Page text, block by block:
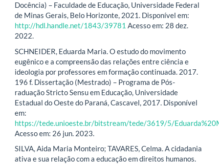
Docência) – Faculdade de Educação, Universidade Federal
de Minas Gerais, Belo Horizonte, 2021. Disponível em:
http://hdl.handle.net/1843/39781 Acesso em: 28 dez.
2022.
SCHNEIDER, Eduarda Maria. O estudo do movimento
eugênico e a compreensão das relações entre ciência e
ideologia por professores em formação continuada. 2017.
196 f. Dissertação (Mestrado) – Programa de Pós-
raduação Stricto Sensu em Educação, Universidade
Estadual do Oeste do Paraná, Cascavel, 2017. Disponível
em:
https://tede.unioeste.br/bitstream/tede/3619/5/
Acesso em: 26 jun. 2023.
SILVA, Aida Maria Monteiro; TAVARES, Celma. A cidadania
ativa e sua relação com a educação em direitos humanos.